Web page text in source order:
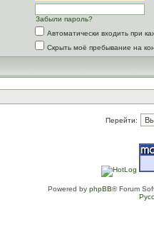
Забыли пароль?
Автоматически входить при
Скрыть моё пребывание на
Перейти:
Powered by phpBB® Forum